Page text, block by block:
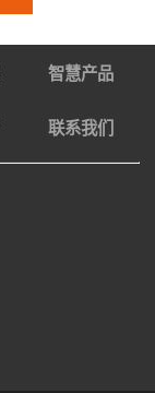
智慧产品
联系我们